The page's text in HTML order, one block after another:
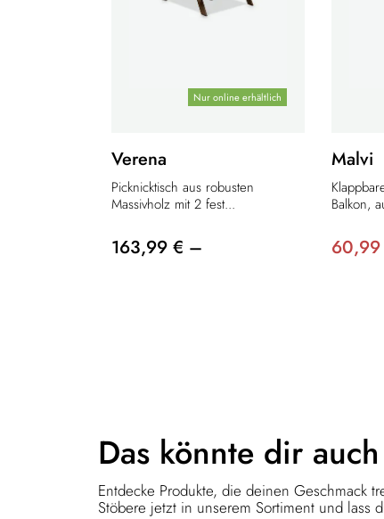
Nur online erhältlich
Verena
Picknicktisch aus robusten
Massivholz mit 2 fest...
163,99 € –
Malvi
Balkon,
Das könnte dir
Entdecke Produkte, die deinen Geschmack
Stöbere jetzt in unserem Sortiment und lass